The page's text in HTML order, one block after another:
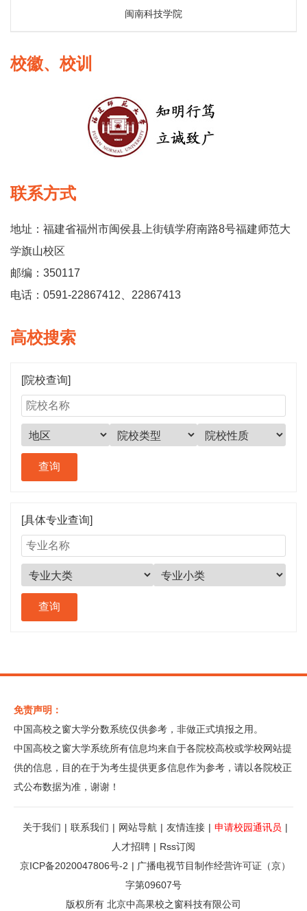
闽南科技学院
校徽、校训
联系方式
地址：福建省福州市闽侯县上街镇学府南路8号福建师范大
学旗山校区
邮编：350117
电话：0591-22867412、22867413
高校搜索
[院校查询]
[具体专业查询]
免责声明：
中国高校之窗大学分数系统仅供参考，非做正式填报之用。
中国高校之窗大学系统所有信息均来自于各院校高校或学校网站提
供的信息，目的在于为考生提供更多信息作为参考，请以各院校正
式公布数据为准，谢谢！
关于我们 | 联系我们 | 网站导航 | 友情连接 | 申请校园通讯员 |
人才招聘 | Rss订阅
京ICP备2020047806号-2 | 广播电视节目制作经营许可证（京）
字第09607号
版权所有 北京中高果校之窗科技有限公司